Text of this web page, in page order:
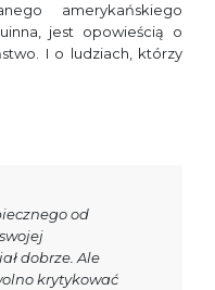
amerykańskiego
jest opowieścią o
I o ludziach, którzy
od
dobrze. Ale
krytykować